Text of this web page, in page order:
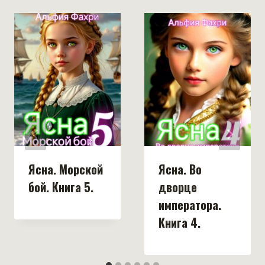
Ясна. Морской
бой. Книга 5.
Ясна. Во
дворце
императора.
Книга 4.